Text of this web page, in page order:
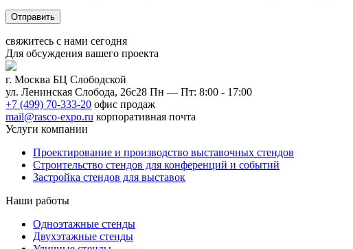
Отправить
свяжитесь с нами сегодня
Для обсуждения вашего проекта
г. Москва БЦ Слободской
ул. Ленинская Слобода, 26с28 Пн — Пт: 8:00 - 17:00
+7 (499) 70-333-20 офис продаж
mail@rasco-expo.ru корпоративная почта
Услуги компании
Проектирование и производство выставочных стендов
Строительство стендов для конференций и событий
Застройка стендов для выставок
Наши работы
Одноэтажные стенды
Двухэтажные стенды